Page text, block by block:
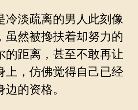
淡疏离的男人此刻像
虽然被搀扶着却努力的
的距离，甚至不敢再让
上，仿佛觉得自己已经
的资格。